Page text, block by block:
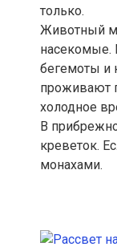
только.
Животный
насекомые.
бегемоты и
проживают
холодное
В
креветок.
монахами.